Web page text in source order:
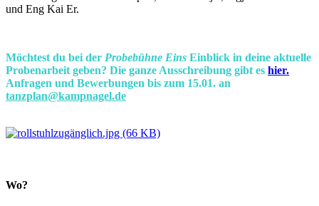
und Eng Kai Er.
Möchtest du bei der Probebühne Eins Einblick in deine aktuelle
Probenarbeit geben? Die ganze Ausschreibung gibt es hier.
Anfragen und Bewerbungen bis zum 15.01. an
tanzplan@kampnagel.de
Wo?